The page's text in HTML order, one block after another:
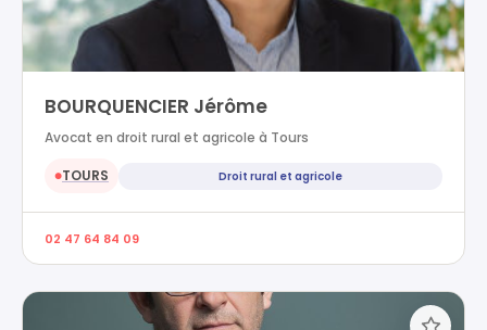
BOURQUENCIER Jérôme
Avocat en droit rural et agricole à Tours
●TOURS Droit rural et agricole
02 47 64 84 09